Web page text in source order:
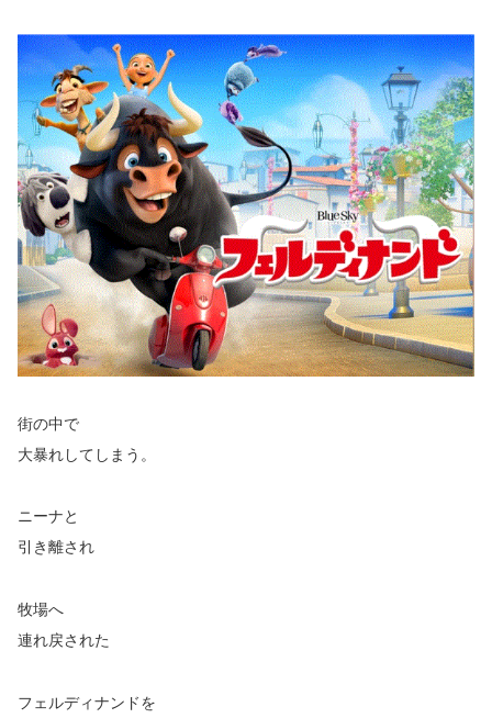
街の中で
大暴れしてしまう。
ニーナと
引き離され
牧場へ
連れ戻された
フェルディナンドを